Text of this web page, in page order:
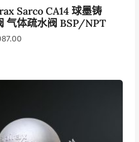
Sarco CA14 球墨铸
气体疏水阀 BSP/NPT